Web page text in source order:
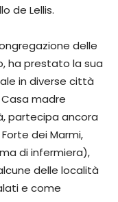
de Lellis.
delle
ha prestato la sua
in diverse città
Casa madre
partecipa ancora
dei Marmi,
di infermiera),
delle località
e come